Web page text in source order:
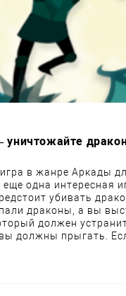
уничтожайте
в жанре Аркады
одна интересная
убивать
драконы, а вы
должен
должны прыгать.